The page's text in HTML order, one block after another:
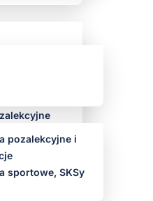
pozalekcyjne i
sportowe, SKSy